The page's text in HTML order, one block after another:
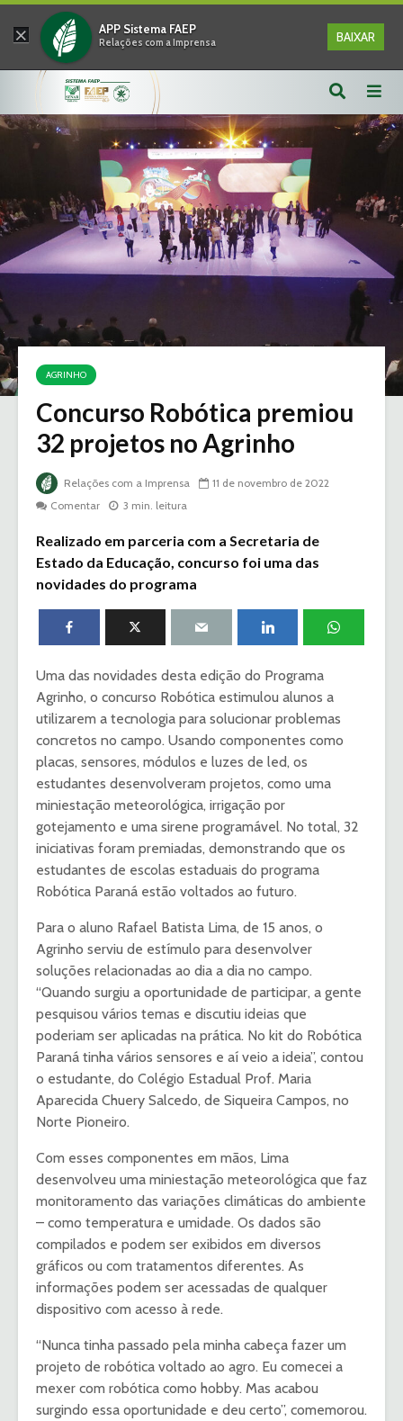
× APP Sistema FAEP
Relações com a Imprensa BAIXAR
AGRINHO
Concurso Robótica premiou
32 projetos no Agrinho
Relações com a Imprensa
11 de novembro de 2022
Comentar
3 min. leitura
Realizado em parceria com a Secretaria de
Estado da Educação, concurso foi uma das
novidades do programa
Uma das novidades desta edição do Programa
Agrinho, o concurso Robótica estimulou alunos a
utilizarem a tecnologia para solucionar problemas
concretos no campo. Usando componentes como
placas, sensores, módulos e luzes de led, os
estudantes desenvolveram projetos, como uma
miniestação meteorológica, irrigação por
gotejamento e uma sirene programável. No total, 32
iniciativas foram premiadas, demonstrando que os
estudantes de escolas estaduais do programa
Robótica Paraná estão voltados ao futuro.
Para o aluno Rafael Batista Lima, de 15 anos, o
Agrinho serviu de estímulo para desenvolver
soluções relacionadas ao dia a dia no campo.
“Quando surgiu a oportunidade de participar, a gente
pesquisou vários temas e discutiu ideias que
poderiam ser aplicadas na prática. No kit do Robótica
Paraná tinha vários sensores e aí veio a ideia”, contou
o estudante, do Colégio Estadual Prof. Maria
Aparecida Chuery Salcedo, de Siqueira Campos, no
Norte Pioneiro.
Com esses componentes em mãos, Lima
desenvolveu uma miniestação meteorológica que faz
monitoramento das variações climáticas do ambiente
– como temperatura e umidade. Os dados são
compilados e podem ser exibidos em diversos
gráficos ou com tratamentos diferentes. As
informações podem ser acessadas de qualquer
dispositivo com acesso à rede.
“Nunca tinha passado pela minha cabeça fazer um
projeto de robótica voltado ao agro. Eu comecei a
mexer com robótica como hobby. Mas acabou
surgindo essa oportunidade e deu certo”, comemorou.